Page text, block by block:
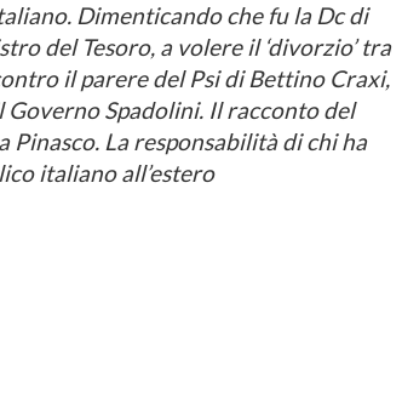
Dimenticando che fu la Dc di
del Tesoro, a volere il ‘divorzio’ tra
il parere del Psi di Bettino Craxi,
Governo Spadolini. Il racconto del
Pinasco. La responsabilità di chi ha
italiano all’estero